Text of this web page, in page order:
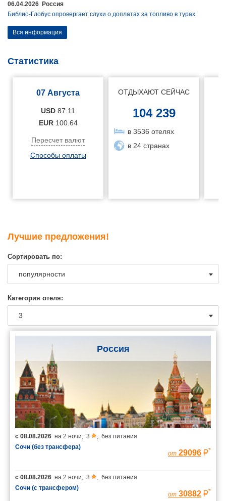
06.04.2026 Россия
Библио-Глобус опровергает слухи о доплатах за топливо в турах
Вся информация
Статистика
07 Августа
USD 87.11
EUR 100.64
Пересчет валют
Способы оплаты
ОТДЫХАЮТ СЕЙЧАС
104 239
в 3536 отелях
в 24 странах
Лучшие предложения!
Сортировать по:
Категория отеля:
Россия
с 08.08.2026 на 2 ночи, 3 , без питания
Сочи (без трансфера)
от 29096 *
с 08.08.2026 на 2 ночи, 3 , без питания
Сочи (с трансфером)
от 30882 *